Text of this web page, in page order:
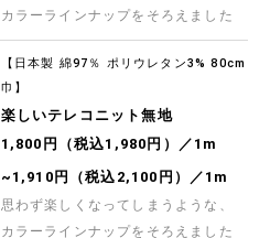
カラーラインナップをそろえました
【日本製 綿97％ ポリウレタン3% 80cm
巾】
楽しいテレコニット無地
1,800円（税込1,980円）／1m
~1,910円（税込2,100円）／1m
思わず楽しくなってしまうような、
カラーラインナップをそろえました